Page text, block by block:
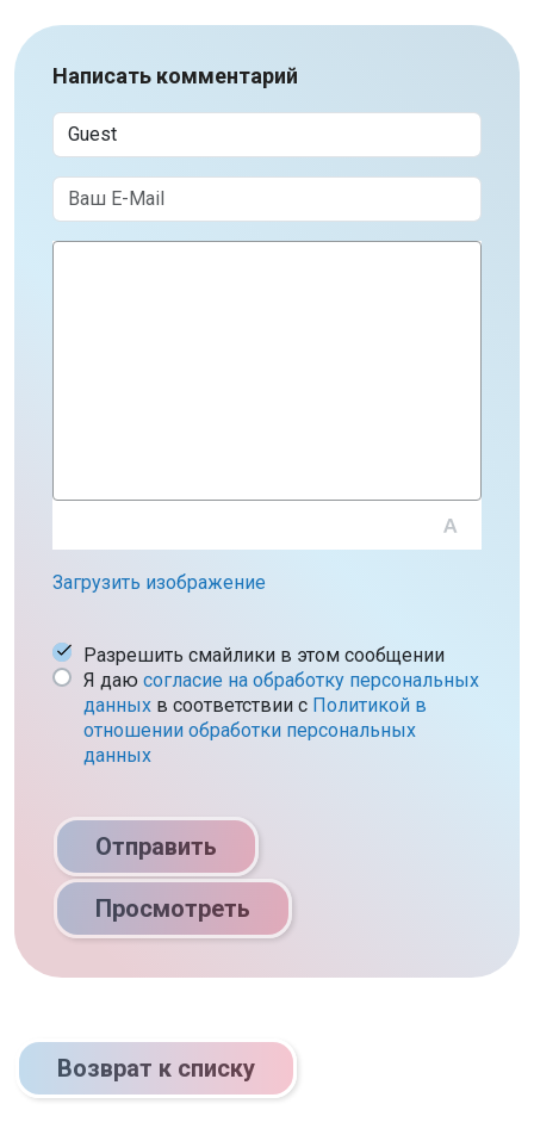
Написать комментарий
Загрузить изображение
Разрешить смайлики в этом сообщении
Я даю согласие на обработку персональных
данных в соответствии c Политикой в
отношении обработки персональных
данных
Отправить
Просмотреть
Возврат к списку